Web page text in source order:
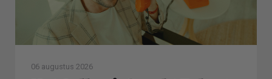
06 augustus 2026